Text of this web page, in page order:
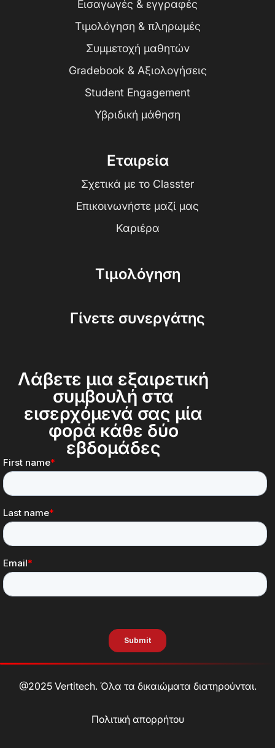
Εισαγωγές & εγγραφές
Τιμολόγηση & πληρωμές
Συμμετοχή μαθητών
Gradebook & Αξιολογήσεις
Student Engagement
Υβριδική μάθηση
Εταιρεία
Σχετικά με το Classter
Επικοινωνήστε μαζί μας
Καριέρα
Τιμολόγηση
Γίνετε συνεργάτης
Λάβετε μια εξαιρετική
συμβουλή στα
εισερχόμενά σας μία
φορά κάθε δύο
εβδομάδες
@2025 Vertitech. Όλα τα δικαιώματα διατηρούνται.
Πολιτική απορρήτου